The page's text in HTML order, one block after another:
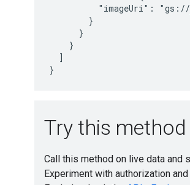
          "imageUri": "gs://
        }
      }
    }
  ]
}